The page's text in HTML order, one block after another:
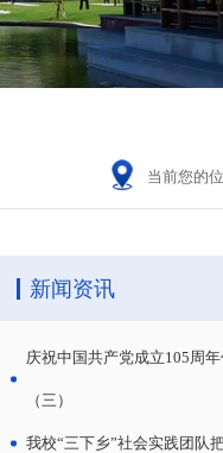
当前您的
新闻资讯
庆祝中国共产党成立105周
（三）
我校“三下乡”社会实践团队